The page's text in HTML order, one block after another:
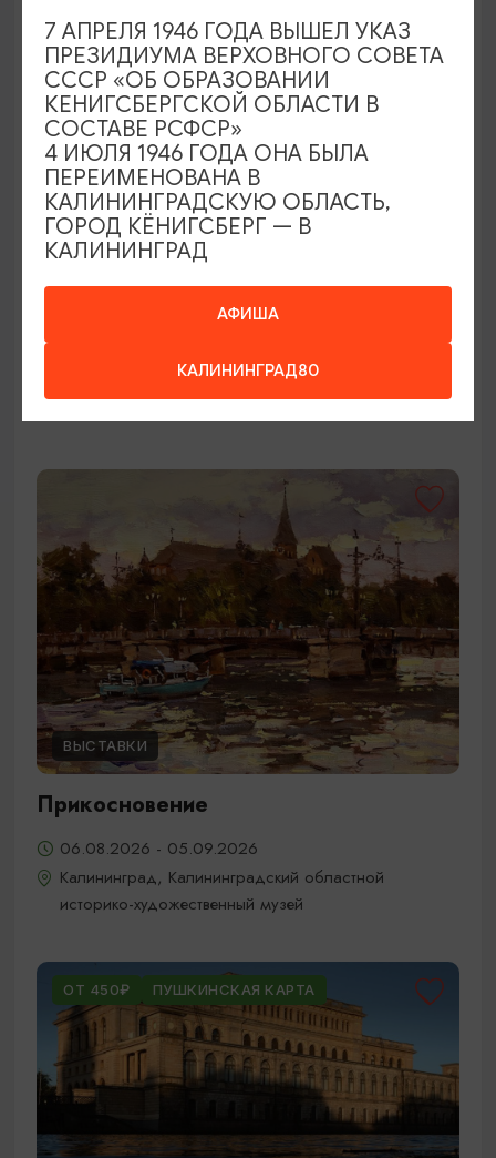
КОНЦЕРТЫ
Саундтреки на органе
Калининград, Калининградская областная
ВЫСТАВКИ
Прикосновение
06.08.2026 - 05.09.2026
Калининград, Калининградский областной
историко-художественный музей
ОТ 450₽ ПУШКИНСКАЯ КАРТА
АФИША
КАЛИНИНГРАД80
7 АПРЕЛЯ 1946 ГОДА ВЫШЕЛ УКАЗ
ПРЕЗИДИУМА ВЕРХОВНОГО СОВЕТА
СССР «ОБ ОБРАЗОВАНИИ
КЕНИГСБЕРГСКОЙ ОБЛАСТИ В
СОСТАВЕ РСФСР»
4 ИЮЛЯ 1946 ГОДА ОНА БЫЛА
ПЕРЕИМЕНОВАНА В
КАЛИНИНГРАДСКУЮ ОБЛАСТЬ,
ГОРОД КЁНИГСБЕРГ — В
КАЛИНИНГРАД